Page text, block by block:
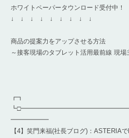
ホワイトペーパータウンロード受付中！
↓ ↓ ↓ ↓ ↓ ↓ ↓ ↓ ↓
商品の提案力をアップさせる方法
～接客現場のタブレット活用最前線 現場
┏┓
━━━━━━
【4】笑門来福(社長ブログ)：ASTERIA